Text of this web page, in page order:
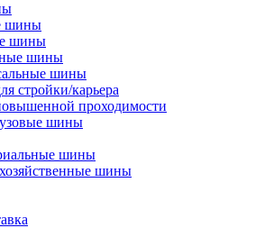
шины
шины
шины
шины
стройки/карьера
проходимости
шины
шины
шины